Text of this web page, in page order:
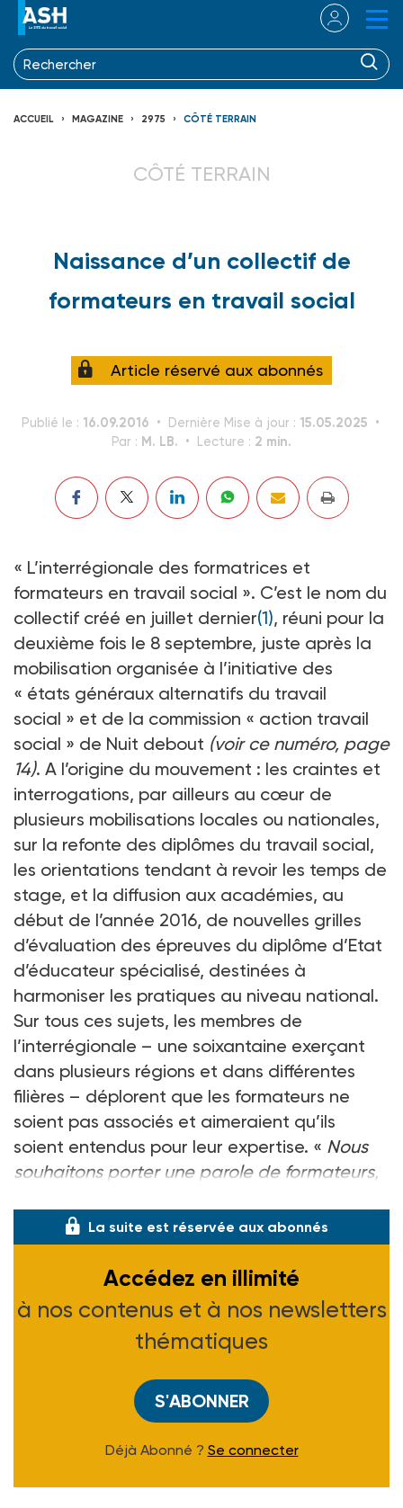
ACCUEIL MAGAZINE 2975 CÔTÉ TERRAIN
CÔTÉ TERRAIN
Naissance d’un collectif de
formateurs en travail social
Article réservé aux abonnés
Publié le : 16.09.2016 Dernière Mise à jour : 15.05.2025
Par : M. LB. Lecture : 2 min.
« L’interrégionale des formatrices et
formateurs en travail social ». C’est le nom du
collectif créé en juillet dernier(1), réuni pour la
deuxième fois le 8 septembre, juste après la
mobilisation organisée à l’initiative des
« états généraux alternatifs du travail
social » et de la commission « action travail
social » de Nuit debout (voir ce numéro, page
14). A l’origine du mouvement : les craintes et
interrogations, par ailleurs au cœur de
plusieurs mobilisations locales ou nationales,
sur la refonte des diplômes du travail social,
les orientations tendant à revoir les temps de
stage, et la diffusion aux académies, au
début de l’année 2016, de nouvelles grilles
d’évaluation des épreuves du diplôme d’Etat
d’éducateur spécialisé, destinées à
harmoniser les pratiques au niveau national.
Sur tous ces sujets, les membres de
l’interrégionale – une soixantaine exerçant
dans plusieurs régions et dans différentes
filières – déplorent que les formateurs ne
soient pas associés et aimeraient qu’ils
soient entendus pour leur expertise. « Nous
souhaitons porter une parole de formateurs,
La suite est réservée aux abonnés
Accédez en illimité
à nos contenus et à nos newsletters
thématiques
S'ABONNER
Déjà Abonné ? Se connecter